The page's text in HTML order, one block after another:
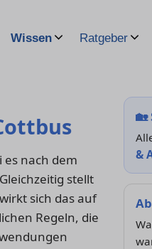
Wissen Ratgeber
nach dem
stellt
sich das auf
Regeln, die
🏡
&